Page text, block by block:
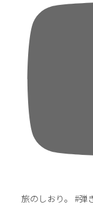
旅のしおり。 #弾